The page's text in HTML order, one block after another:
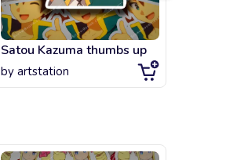
Satou Kazuma thumbs up
by artstation